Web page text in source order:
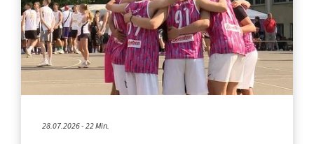
28.07.2026 - 22 Min.